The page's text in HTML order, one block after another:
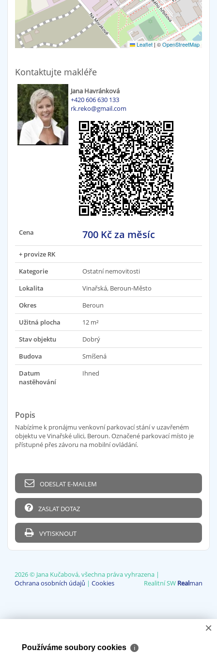
Leaflet|©OpenStreetMap
Kontaktujte makléře
Jana Havránková
+420 606 630 133
rk.reko@gmail.com
Cena 700 Kč za měsíc
+ provize RK
Kategorie
Ostatní nemovitosti
Lokalita
Vinařská, Beroun-Město
Okres
Beroun
Užitná plocha
12 m²
Stav objektu
Dobrý
Budova
Smíšená
Datum
nastěhování
Ihned
Popis
Nabízíme k pronájmu venkovní parkovací stání v uzavřeném
objektu ve Vinařské ulici, Beroun. Označené parkovací místo je
přístupné přes závoru na mobilní ovládání.
ODESLAT E-MAILEM
ZASLAT DOTAZ
VYTISKNOUT
2026 © Jana Kučabová, všechna práva vyhrazena |
Ochrana osobních údajů | Cookies Realitní SW Realman
×
Používáme soubory cookies ℹ